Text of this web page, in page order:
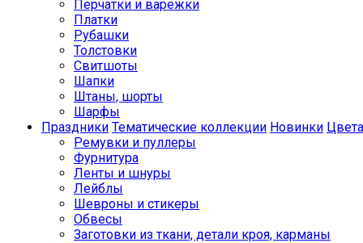
Перчатки и варежки
Платки
Рубашки
Толстовки
Свитшоты
Шапки
Штаны, шорты
Шарфы
Праздники Тематические коллекции Новинки Цвета
Ремувки и пуллеры
Фурнитура
Ленты и шнуры
Лейблы
Шевроны и стикеры
Обвесы
Заготовки из ткани, детали кроя, карманы